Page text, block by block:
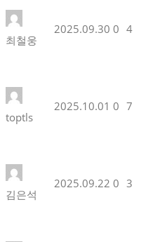
최철웅
2025.09.30 0 4
toptls
2025.10.01 0 7
김은석
2025.09.22 0 3